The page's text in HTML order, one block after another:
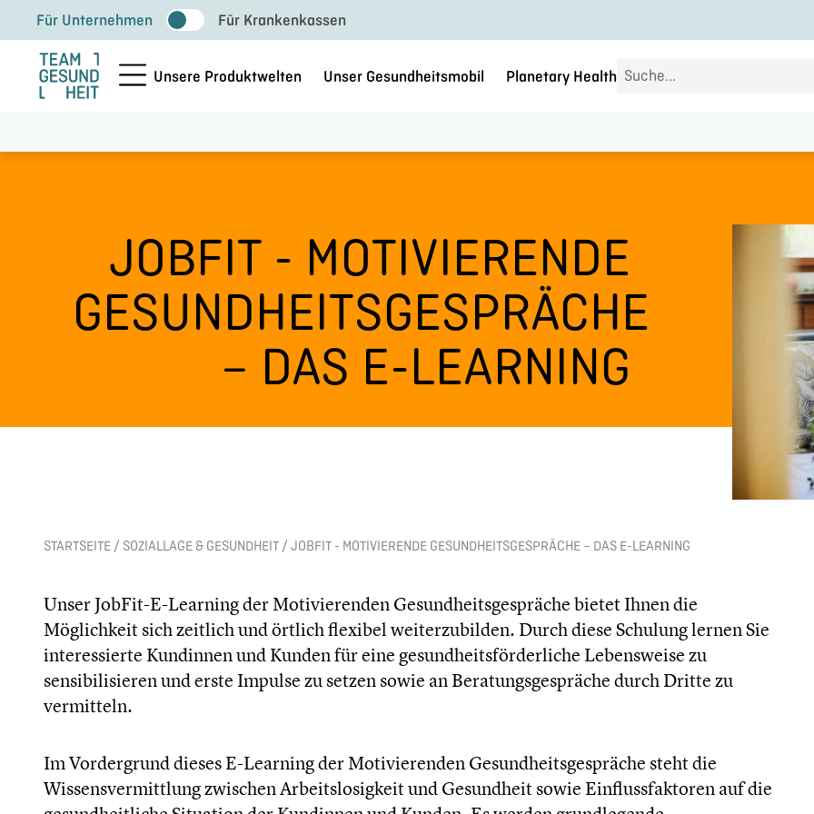
Inhalt
springen
Für Unternehmen Für Krankenkassen
Unsere Produktwelten Unser Gesundheitsmobil Planetary Health Search
JOBFIT - MOTIVIERENDE
GESUNDHEITSGESPRÄCHE
– DAS E-LEARNING
STARTSEITE / SOZIALLAGE & GESUNDHEIT / JOBFIT - MOTIVIERENDE GESUNDHEITSGESPRÄCHE – DAS E-LEARNING
Unser JobFit-E-Learning der Motivierenden Gesundheitsgespräche bietet Ihnen die
Möglichkeit sich zeitlich und örtlich flexibel weiterzubilden. Durch diese Schulung lernen Sie
interessierte Kundinnen und Kunden für eine gesundheitsförderliche Lebensweise zu
sensibilisieren und erste Impulse zu setzen sowie an Beratungsgespräche durch Dritte zu
vermitteln.
Im Vordergrund dieses E-Learning der Motivierenden Gesundheitsgespräche steht die
Wissensvermittlung zwischen Arbeitslosigkeit und Gesundheit sowie Einflussfaktoren auf die